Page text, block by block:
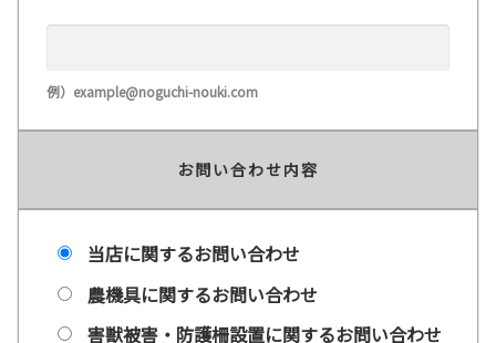
例）example@noguchi-nouki.com
お問い合わせ内容
当店に関するお問い合わせ
農機具に関するお問い合わせ
害獣被害・防護柵設置に関するお問い合わせ